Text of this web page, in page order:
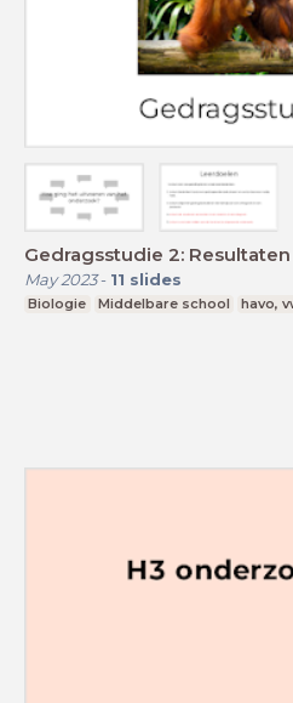
Gedragsstudie 2:
May 2023- 11 slides
Biologie Middelbare school havo,